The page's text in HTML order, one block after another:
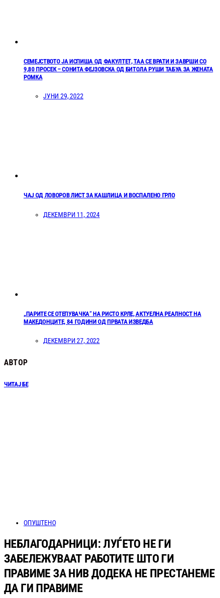
СЕМЕЈСТВОТО ЈА ИСПИША ОД ФАКУЛТЕТ, ТАА СЕ ВРАТИ И ЗАВРШИ СО
9,80 ПРОСЕК – СОНИТА ФЕЈЗОВСКА ОД БИТОЛА РУШИ ТАБУА ЗА ЖЕНАТА
РОМКА
ЈУНИ 29, 2022
ЧАЈ ОД ЛОВОРОВ ЛИСТ ЗА КАШЛИЦА И ВОСПАЛЕНО ГРЛО
ДЕКЕМВРИ 11, 2024
„ПАРИТЕ СЕ ОТЕПУВАЧКА“ НА РИСТО КРЛЕ, АКТУЕЛНА РЕАЛНОСТ НА
МАКЕДОНЦИТЕ, 84 ГОДИНИ ОД ПРВАТА ИЗВЕДБА
ДЕКЕМВРИ 27, 2022
АВТОР
ЧИТАЈ БЕ
ОПУШТЕНО
НЕБЛАГОДАРНИЦИ: ЛУЃЕТО НЕ ГИ
ЗАБЕЛЕЖУВААТ РАБОТИТЕ ШТО ГИ
ПРАВИМЕ ЗА НИВ ДОДЕКА НЕ ПРЕСТАНЕМЕ
ДА ГИ ПРАВИМЕ